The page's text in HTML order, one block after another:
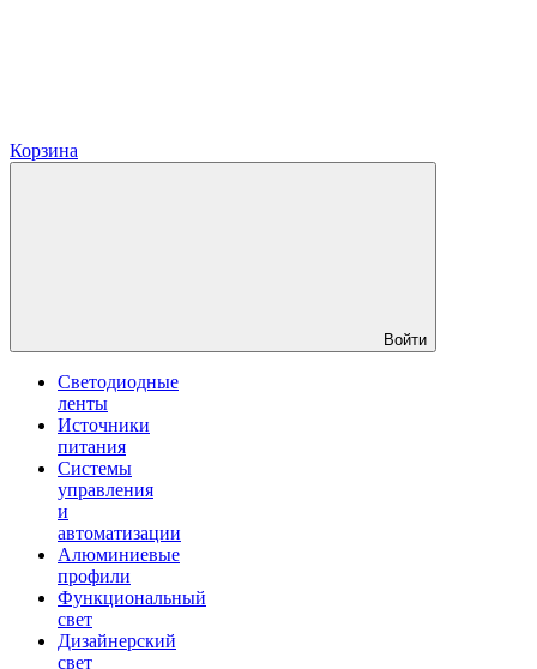
Корзина
Войти
Светодиодные
ленты
Источники
питания
Системы
управления
и
автоматизации
Алюминиевые
профили
Функциональный
свет
Дизайнерский
свет